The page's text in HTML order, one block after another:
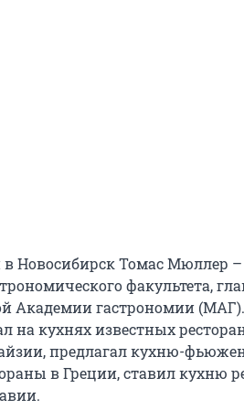
Новосибирск Томас Мюллер
факультета,
Академии гастрономии (МАГ).
на кухнях известных
предлагал кухню-
в Греции, ставил кухню